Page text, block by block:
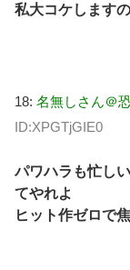
私大コケします
18: 名無しさん＠
ID:XPGTjGIE0
パワハラも忙し
てやれよ
ヒット作ゼロで